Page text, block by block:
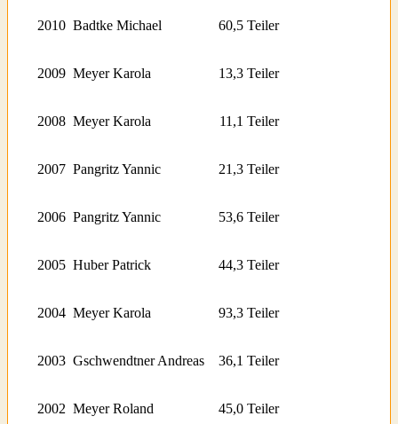
2010 Badtke Michael 60,5 Teiler
2009 Meyer Karola 13,3 Teiler
2008 Meyer Karola 11,1 Teiler
2007 Pangritz Yannic 21,3 Teiler
2006 Pangritz Yannic 53,6 Teiler
2005 Huber Patrick 44,3 Teiler
2004 Meyer Karola 93,3 Teiler
2003 Gschwendtner Andreas 36,1 Teiler
2002 Meyer Roland 45,0 Teiler